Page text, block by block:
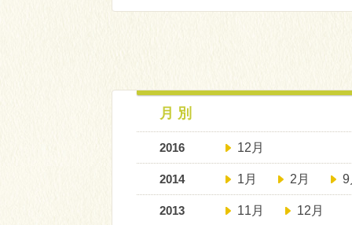
月 別
2016 12月
2014 1月 2月 9
2013 11月 12月